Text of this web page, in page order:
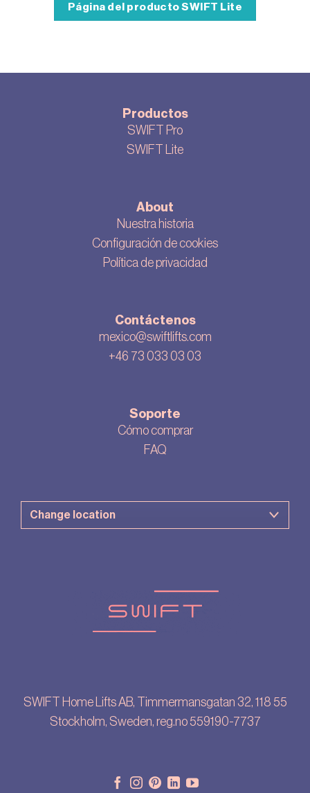
Página del producto SWIFT Lite
Productos
SWIFT Pro
SWIFT Lite
About
Nuestra historia
Configuración de cookies
Política de privacidad
Contáctenos
mexico@swiftlifts.com
+46 73 033 03 03
Soporte
Cómo comprar
FAQ
SWIFT Home Lifts AB, Timmermansgatan 32, 118 55
Stockholm, Sweden, reg.no 559190-7737